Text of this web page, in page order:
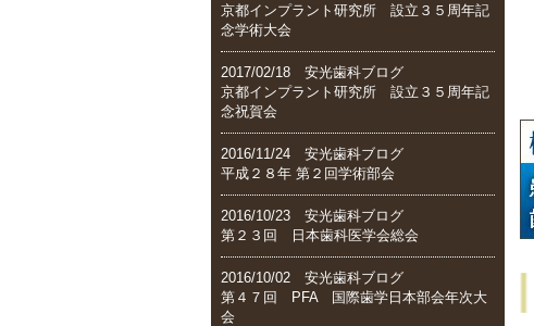
京都インプラント研究所 設立３５周年記
念学術大会
2017/02/18 安光歯科ブログ
京都インプラント研究所 設立３５周年記
念祝賀会
2016/11/24 安光歯科ブログ
平成２８年 第２回学術部会
2016/10/23 安光歯科ブログ
第２３回 日本歯科医学会総会
2016/10/02 安光歯科ブログ
第４７回 PFA 国際歯学日本部会年次大
会